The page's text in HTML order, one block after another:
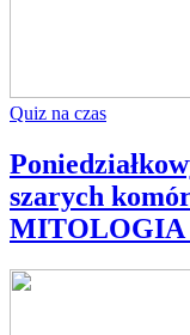
Quiz na czas
szarych
MITOLOGIA